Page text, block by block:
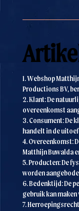
1. Webshop
Productions BV,
2. Klant: De
overeenkomst
3. Consument: De
handelt in de
4. Overeenkomst:
Matthijn Buwalda
5. Producten: De
worden
6. Bedenktijd: De
gebruik kan
7.